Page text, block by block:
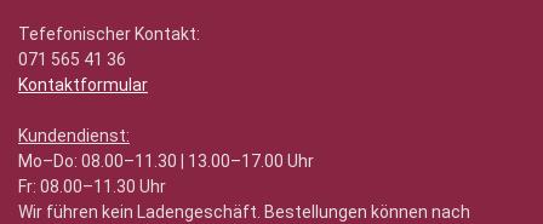
Tefefonischer Kontakt:
071 565 41 36
Kontaktformular
Kundendienst:
Mo–Do: 08.00–11.30 | 13.00–17.00 Uhr
Fr: 08.00–11.30 Uhr
Wir führen kein Ladengeschäft. Bestellungen können nach